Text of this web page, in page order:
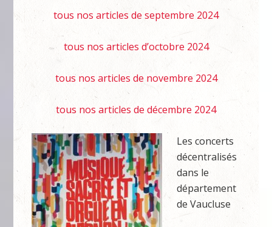
tous nos articles de septembre 2024
tous nos articles d’octobre 2024
tous nos articles de novembre 2024
tous nos articles de décembre 2024
Les concerts
décentralisés
dans le
département
de Vaucluse